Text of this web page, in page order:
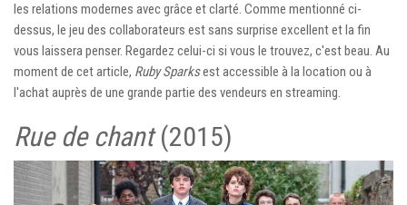
les relations modernes avec grâce et clarté. Comme mentionné ci-
dessus, le jeu des collaborateurs est sans surprise excellent et la fin
vous laissera penser. Regardez celui-ci si vous le trouvez, c'est beau. Au
moment de cet article, Ruby Sparksest accessible à la location ou à
l'achat auprès de une grande partie des vendeurs en streaming.
Rue de chant(2015)